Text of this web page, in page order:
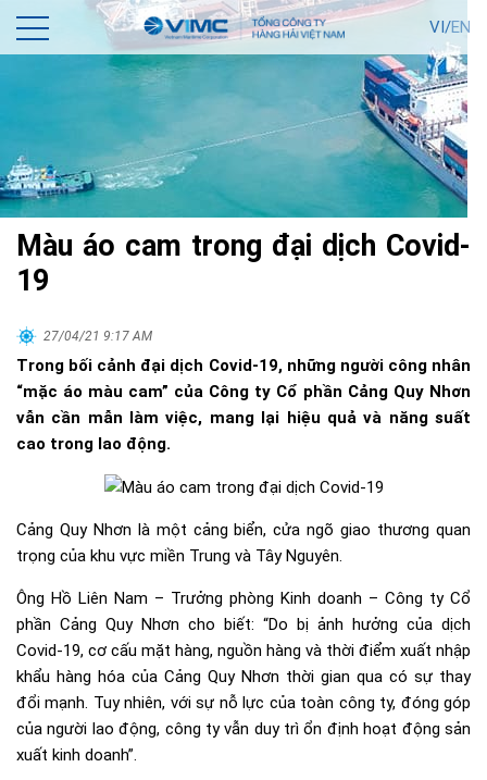
VI/EN
Màu áo cam trong đại dịch Covid-
19
27/04/21 9:17 AM
Trong bối cảnh đại dịch Covid-19, những người công nhân
“mặc áo màu cam” của Công ty Cổ phần Cảng Quy Nhơn
vẫn cần mẫn làm việc, mang lại hiệu quả và năng suất
cao trong lao động.
Cảng Quy Nhơn là một cảng biển, cửa ngõ giao thương quan
trọng của khu vực miền Trung và Tây Nguyên.
Ông Hồ Liên Nam – Trưởng phòng Kinh doanh – Công ty Cổ
phần Cảng Quy Nhơn cho biết: “Do bị ảnh hưởng của dịch
Covid-19, cơ cấu mặt hàng, nguồn hàng và thời điểm xuất nhập
khẩu hàng hóa của Cảng Quy Nhơn thời gian qua có sự thay
đổi mạnh. Tuy nhiên, với sự nỗ lực của toàn công ty, đóng góp
của người lao động, công ty vẫn duy trì ổn định hoạt động sản
xuất kinh doanh”.